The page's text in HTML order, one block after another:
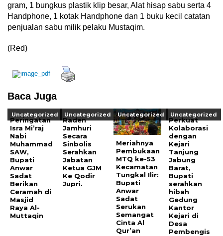
gram, 1 bungkus plastik klip besar, Alat hisap sabu serta 4
Handphone, 1 kotak Handphone dan 1 buku kecil catatan
penjualan sabu milik pelaku Mustaqim.
(Red)
Baca Juga
Uncategorized
Peringatan
Isra Mi’raj
Nabi
Muhammad
SAW,
Bupati
Anwar
Sadat
Berikan
Ceramah di
Masjid
Raya Al-
Muttaqin
Uncategorized
Raden
Jamhuri
Secara
Sinbolis
Serahkan
Jabatan
Ketua GJM
Ke Qodir
Jupri.
Uncategorized
Meriahnya
Pembukaan
MTQ ke-53
Kecamatan
Tungkal Ilir:
Bupati
Anwar
Sadat
Serukan
Semangat
Cinta Al
Qur’an
Uncategorized
Perkuat
Kolaborasi
dengan
Kejari
Tanjung
Jabung
Barat,
Bupati
serahkan
hibah
Gedung
Kantor
Kejari di
Desa
Pembengis